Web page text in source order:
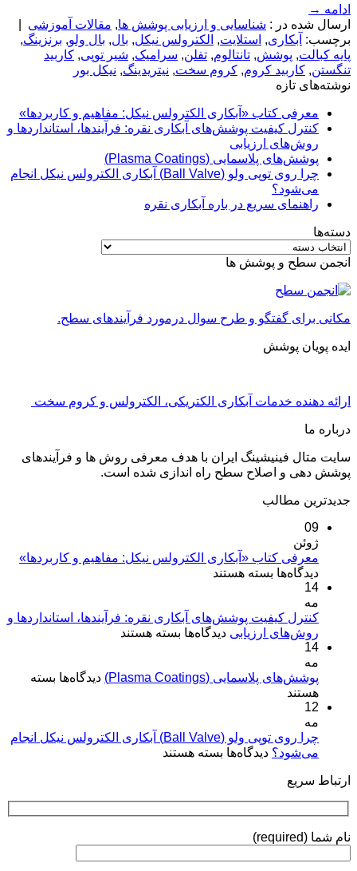
ادامه →
ارسال شده در : شناسایی و ارزیابی پوشش ها, مقالات آموزشی
برچسب: آبکاری, استلایت, الکترولس نیکل, بال, بال ولو, برنزینگ,
پایه کبالت, پوشش, تانتالوم, تفلن, سرامیک, شیر توپی, کاربید
تنگستن, کاربید کروم, کروم سخت, نیتریدینگ, نیکل بور
نوشته‌های تازه
معرفی کتاب «آبکاری الکترولس نیکل: مفاهیم و کاربردها»
کنترل کیفیت پوشش‌های آبکاری نقره: فرآیندها، استانداردها و
روش‌های ارزیابی
پوشش‌های پلاسمایی (Plasma Coatings)
چرا روی توپی‌ ولو (Ball Valve) آبکاری الکترولس نیکل انجام
می‌شود؟
راهنمای سریع در باره آبکاری نقره
دسته‌ها
دسته‌ها
انجمن سطح و پوشش ها
مکانی برای گفتگو و طرح سوال درمورد فرآیندهای سطح.
ایده پویان پوشش
ارائه دهنده خدمات آبکاری الکتریکی، الکترولس و کروم سخت
درباره ما
سایت متال فینیشینگ ایران با هدف معرفی روش ها و فرآیندهای
پوشش دهی و اصلاح سطح راه اندازی شده است.
جدیدترین مطالب
09
ژوئن
معرفی کتاب «آبکاری الکترولس نیکل: مفاهیم و کاربردها»
دیدگاه‌ها برای
«آبکاری
الکترولس
و
بسته هستند
14
مه
کنترل کیفیت پوشش‌های آبکاری نقره: فرآیندها، استانداردها و
روش‌های ارزیابی دیدگاه‌ها برای
پوشش‌های
استانداردها
و
بسته هستند
14
مه
پوشش‌های پلاسمایی (Plasma Coatings)
دیدگاه‌ها برای
Coatings)
بسته
هستند
12
مه
چرا روی توپی‌ ولو (Ball Valve) آبکاری الکترولس نیکل انجام
می‌شود؟ دیدگاه‌ها برای
ولو
بسته هستند
ارتباط سریع
نام شما (required)